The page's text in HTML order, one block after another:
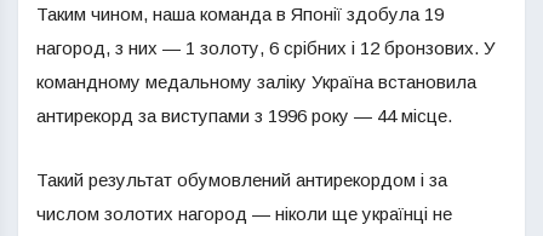
Таким чином, наша команда в Японії здобула 19
нагород, з них — 1 золоту, 6 срібних і 12 бронзових. У
командному медальному заліку Україна встановила
антирекорд за виступами з 1996 року — 44 місце.
Такий результат обумовлений антирекордом і за
числом золотих нагород — ніколи ще українці не